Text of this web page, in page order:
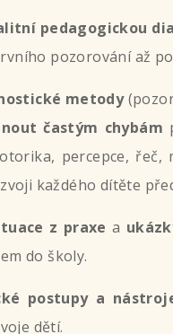
pedagogickou
pozorování až
metody
častým chybám
percepce,
každého dítěte
z praxea
do školy.
postupy a
dětí.